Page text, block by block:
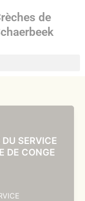
de
SERVICE
DE CONGE